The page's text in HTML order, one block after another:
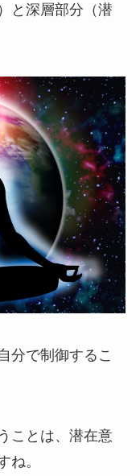
と深層部分（潜
分で制御するこ
ことは、潜在意
ね。